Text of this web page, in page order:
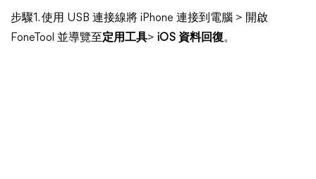
步驟1. 使用 USB 連接線將 iPhone 連接到電腦 > 開啟
FoneTool 並導覽至定用工具> iOS 資料回復。